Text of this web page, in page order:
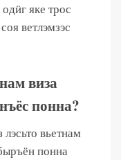
яке трос
ветлэмзэс
виза
понна?
вьетнам
понна